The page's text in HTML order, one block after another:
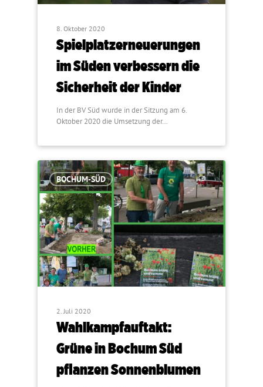
8. Oktober 2020
Spielplatzerneuerungen
im Süden verbessern die
Sicherheit der Kinder
In der BV Süd wurde in der Sitzung am 6.
Oktober 2020 die Umsetzung der…
BOCHUM-SÜD
2. Juli 2020
Wahlkampfauftakt:
Grüne in Bochum Süd
pflanzen Sonnenblumen